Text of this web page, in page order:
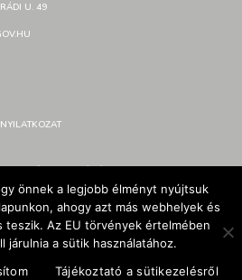
U. 49
Főigazgatóság 2026 –
önnek a legjobb élményt nyújtsuk
ahogy azt más webhelyek és
teszik. Az EU törvények értelmében
járulnia a sütik használatához.
Tájékoztató a sütikezelésről